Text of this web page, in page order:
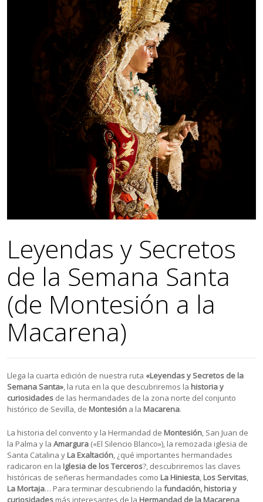
Leyendas y Secretos
de la Semana Santa
(de Montesión a la
Macarena)
Llega la cuarta edición de nuestra ruta «Leyendas y Secretos de la
Semana Santa», la ruta en la que descubriremos la historia y
curiosidades de las hermandades de la zona norte del conjunto
histórico de Sevilla, de Montesión a la Macarena.
La historia del convento y la Hermandad de Montesión, San Juan de
la Palma y laAmargura («El Silencio Blanco»), la remozada iglesia de
Santa Catalina y La Exaltación, ¿qué importantes hermandades
radicaron en la Iglesia de los Terceros?, descubriremos las claves
históricas de señeras hermandades como La Hiniesta, Los Servitas,
La Mortaja… Para terminar descubriendo lafundación, historia y
curiosidades más interesantes de la Hermandad de la Macarena,